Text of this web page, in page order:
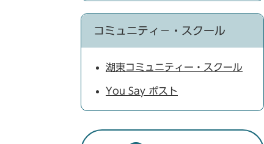
コミュニティ－・スクール
湖東コミュニティー・スクール
You Say ポスト